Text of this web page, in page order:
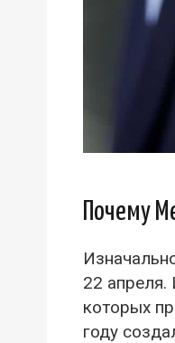
Почему
22 апреля.
которых
году